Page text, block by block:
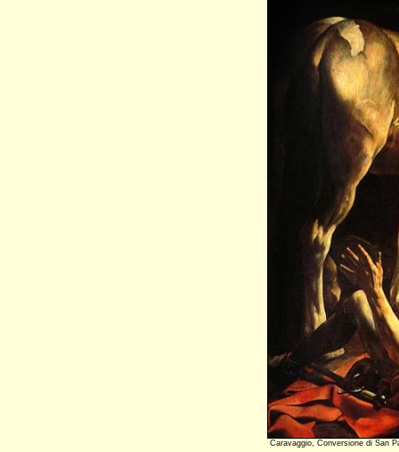
Caravaggio, Conversione di San